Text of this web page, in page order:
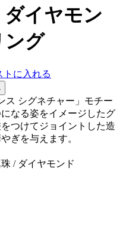
イヤモン
ング
トに入れる
ス シグネチャー」モチー
なる姿をイメージしたグ
つけてジョイントした造
ぎを与えます。
/ ダイヤモンド